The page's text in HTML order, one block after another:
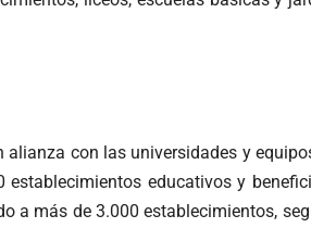
con las universidades y
educativos y
a más de 3.000 establecimientos,